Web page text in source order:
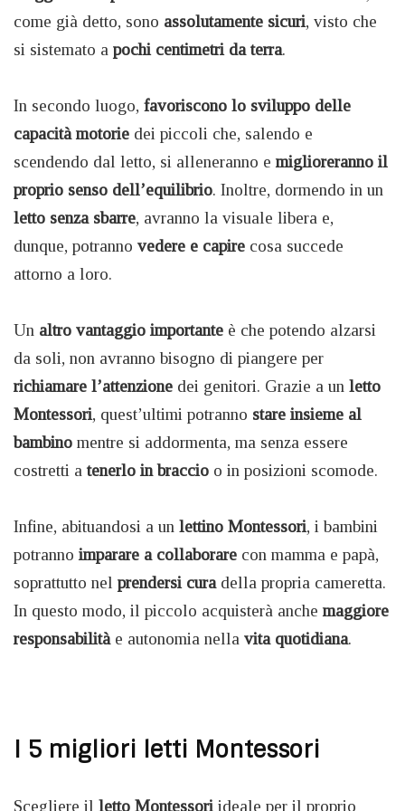
come già detto, sono assolutamente sicuri, visto che
si sistemato a pochi centimetri da terra.
In secondo luogo, favoriscono lo sviluppo delle
capacità motorie dei piccoli che, salendo e
scendendo dal letto, si alleneranno e miglioreranno il
proprio senso dell’equilibrio. Inoltre, dormendo in un
letto senza sbarre, avranno la visuale libera e,
dunque, potranno vedere e capire cosa succede
attorno a loro.
Un altro vantaggio importante è che potendo alzarsi
da soli, non avranno bisogno di piangere per
richiamare l’attenzione dei genitori. Grazie a un letto
Montessori, quest’ultimi potranno stare insieme al
bambino mentre si addormenta, ma senza essere
costretti a tenerlo in braccio o in posizioni scomode.
Infine, abituandosi a un lettino Montessori, i bambini
potranno imparare a collaborare con mamma e papà,
soprattutto nel prendersi cura della propria cameretta.
In questo modo, il piccolo acquisterà anche maggiore
responsabilità e autonomia nella vita quotidiana.
I 5 migliori letti Montessori
Scegliere il letto Montessori ideale per il proprio